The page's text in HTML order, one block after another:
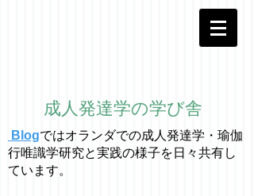
成人発達学の学び舎
Blogではオラ ンダでの成人発達学・ 瑜伽
行唯識学研究と実践の様子を日々共有し
ています。